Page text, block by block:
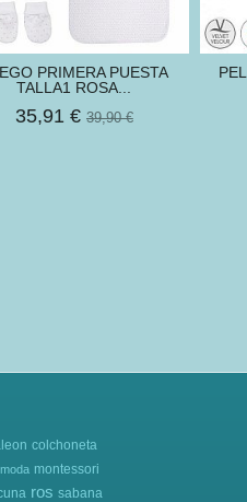
PRIMERA PUESTA
TALLA1 ROSA...
35,91 € 39,90 €
colchoneta
moda montessori
ros sabana